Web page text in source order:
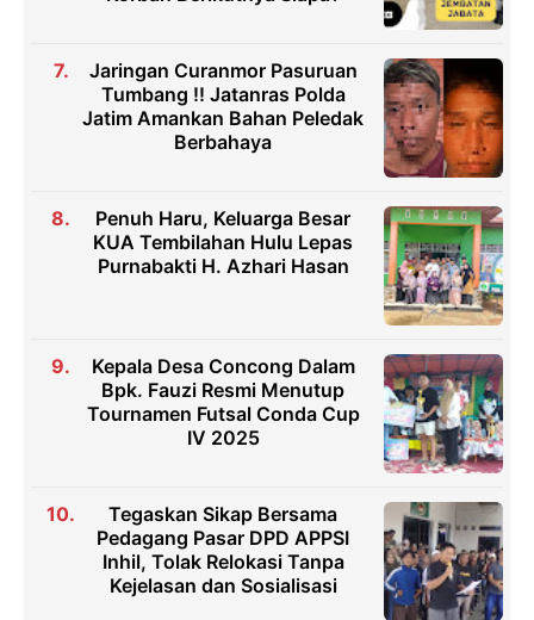
Jaringan Curanmor Pasuruan
Tumbang !! Jatanras Polda
Jatim Amankan Bahan Peledak
Berbahaya
Penuh Haru, Keluarga Besar
KUA Tembilahan Hulu Lepas
Purnabakti H. Azhari Hasan
Kepala Desa Concong Dalam
Bpk. Fauzi Resmi Menutup
Tournamen Futsal Conda Cup
IV 2025
Tegaskan Sikap Bersama
Pedagang Pasar DPD APPSI
Inhil, Tolak Relokasi Tanpa
Kejelasan dan Sosialisasi